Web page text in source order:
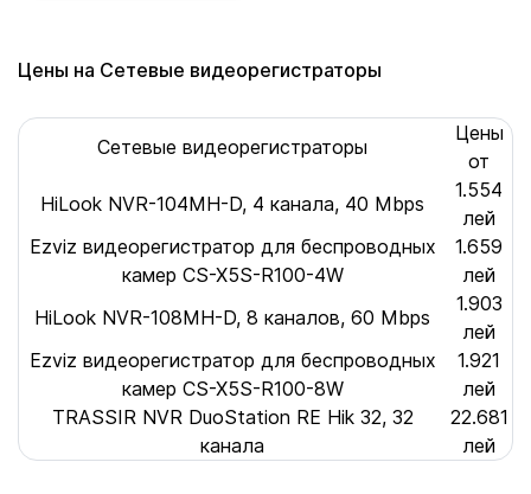
Цены на Сетевые видеорегистраторы
Сетевые видеорегистраторы
Цены
от
HiLook NVR-104MH-D, 4 канала, 40 Mbps
1.554
лей
Ezviz видеорегистратор для беспроводных
камер CS-X5S-R100-4W
1.659
лей
HiLook NVR-108MH-D, 8 каналов, 60 Mbps
1.903
лей
Ezviz видеорегистратор для беспроводных
камер CS-X5S-R100-8W
1.921
лей
TRASSIR NVR DuoStation RE Hik 32, 32
канала
22.681
лей